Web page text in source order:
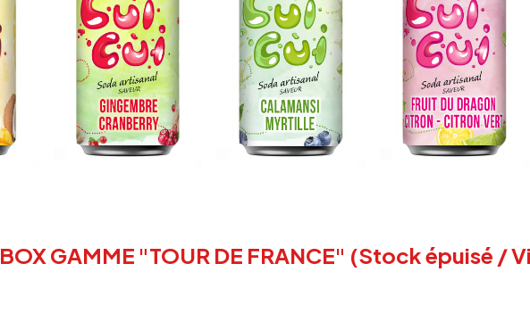
BOX GAMME "TOUR DE FRANCE" (Stock épuisé /